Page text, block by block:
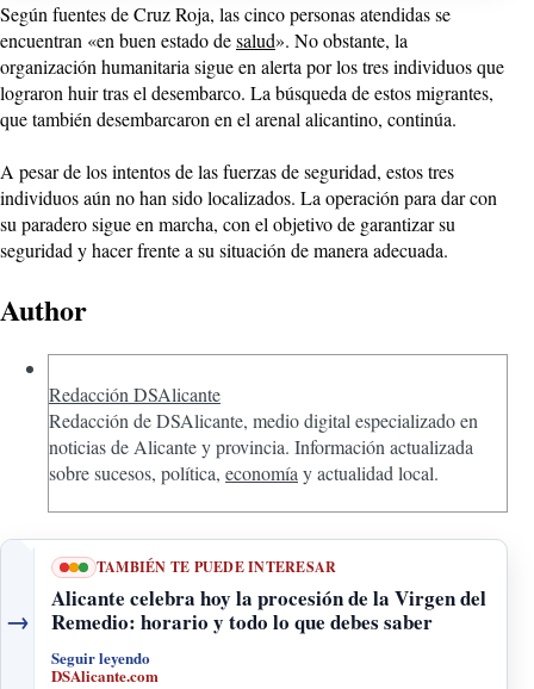
Según fuentes de Cruz Roja, las cinco personas atendidas se
encuentran «en buen estado desalud». No obstante, la
organización humanitaria sigue en alerta por los tres individuos que
lograron huir tras el desembarco. La búsqueda de estos migrantes,
que también desembarcaron en el arenal alicantino, continúa.
A pesar de los intentos de las fuerzas de seguridad, estos tres
individuos aún no han sido localizados. La operación para dar con
su paradero sigue en marcha, con el objetivo de garantizar su
seguridad y hacer frente a su situación de manera adecuada.
Author
Redacción DSAlicante
Redacción de DSAlicante, medio digital especializado en
noticias de Alicante y provincia. Información actualizada
sobre sucesos, política, economía y actualidad local.
→
TAMBIÉN TE PUEDE INTERESAR
Alicante celebra hoy la procesión de la Virgen del
Remedio: horario y todo lo que debes saber
Seguir leyendo
DSAlicante.com